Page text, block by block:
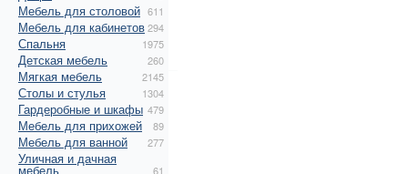
Мебель для столовой 611
Мебель для кабинетов294
Спальня 1975
Детская мебель 260
Мягкая мебель 2145
Столы и стулья 1304
Гардеробные и шкафы 479
Мебель для прихожей 89
Мебель для ванной 277
Уличная и дачная
мебель 61